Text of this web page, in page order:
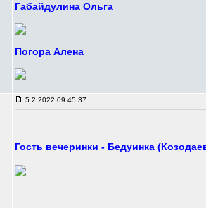
Габайдулина Ольга
Погора Алена
5.2.2022 09:45:37
Гость вечеринки - Бедуинка